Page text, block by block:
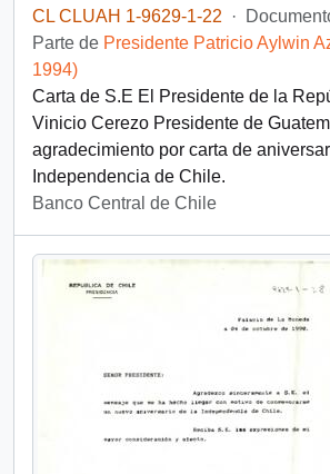
CL CLUAH 1-9629-1-22
·
Parte de Presidente Patricio Aylwin
1994)
Carta de S.E El Presidente de la
Vinicio Cerezo Presidente de
agradecimiento por carta de
Independencia de Chile.
Banco Central de Chile